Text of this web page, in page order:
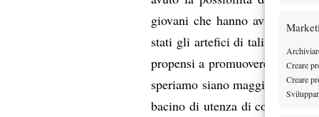
Creare
Creare
giovani che hanno avuto la
stati gli artefici di tali relazioni
propensi a promuovere tali
speriamo siano maggiormente
bacino di utenza di coloro che